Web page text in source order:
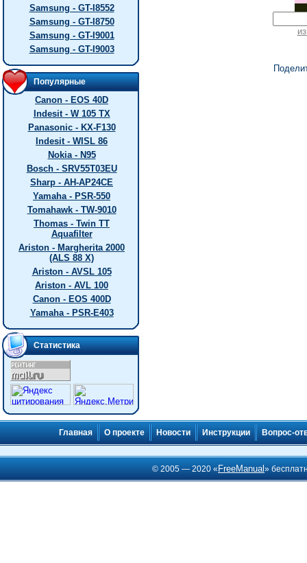
Samsung - GT-I8552
Samsung - GT-I8750
Samsung - GT-I9001
Samsung - GT-I9003
Популярные
Canon - EOS 40D
Indesit - W 105 TX
Panasonic - KX-F130
Indesit - WISL 86
Nokia - N95
Bosch - SRV55T03EU
Sharp - AH-AP24CE
Yamaha - PSR-550
Tomahawk - TW-9010
Thomas - Twin TT
Aquafilter
Ariston - Margherita 2000
(ALS 88 X)
Ariston - AVSL 105
Ariston - AVL 100
Canon - EOS 400D
Yamaha - PSR-E403
Статистика
Главная О проекте Новости Инструкции Вопрос-
© 2005 — 2020 « FreeManual»